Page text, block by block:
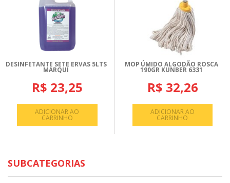
DESINFETANTE SETE ERVAS 5LTS
MARQUI
R$ 23,25
ADICIONAR AO
CARRINHO
MOP ÚMIDO ALGODÃO ROSCA
190GR KUNBER 6331
R$ 32,26
ADICIONAR AO
CARRINHO
SUBCATEGORIAS